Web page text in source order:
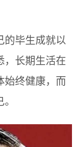
的毕生成就以
，长期生活在
始终健康，而